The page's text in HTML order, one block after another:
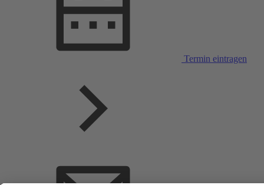
Termin eintragen